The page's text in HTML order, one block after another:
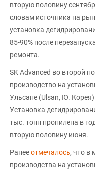
вторую половину
словам источника на
установка
85-90% после
ремонта.
SK Advanced во второй
производство на
Ульсане (Ulsan, Ю.
Установка
тыс. тонн пропилена в
вторую половину июня.
Ранееотмечалось, что в
производства на